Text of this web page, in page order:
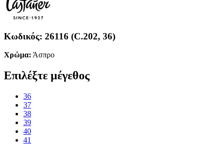
Κωδικός: 26116 (C.202, 36)
Χρώμα: Άσπρο
Επιλέξτε μέγεθος
36
37
38
39
40
41